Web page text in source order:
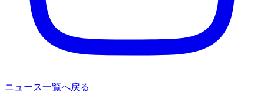
ニュース一覧へ戻る